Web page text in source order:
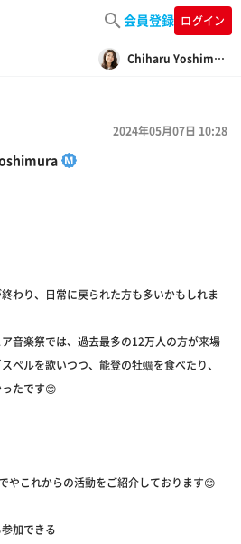
会員登録 ログイン
Chiharu Yoshimura
2024年05月07日 10:28
わり、日常に戻られた方も多いかもしれま
音楽祭では、過去最多の12万人の方が来場
ペルを歌いつつ、能登の牡蠣を食べたり、
たです😊
やこれからの活動をご紹介しております😊
加できる